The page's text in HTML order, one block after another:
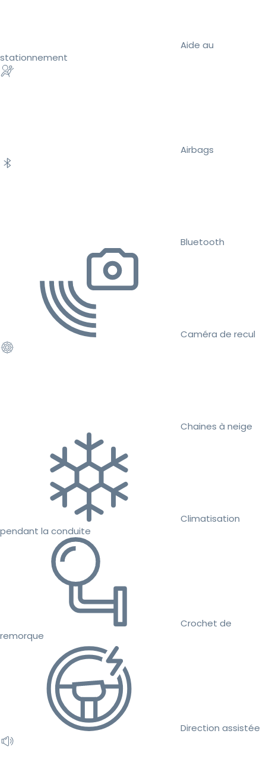
Aide au
stationnement
Airbags
Bluetooth
Caméra de recul
Chaines à neige
Climatisation
pendant la conduite
Crochet de
remorque
Direction assistée